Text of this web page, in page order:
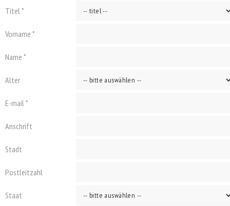
Titel *
Vorname *
Name *
Alter
E-mail *
Anschrift
Stadt
Postleitzahl
Staat